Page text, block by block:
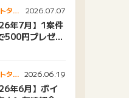
タウ
ス
2026.07.07
年7月】1案件
500円プレゼン
タウ
ス
2026.06.19
年6月】ポイ